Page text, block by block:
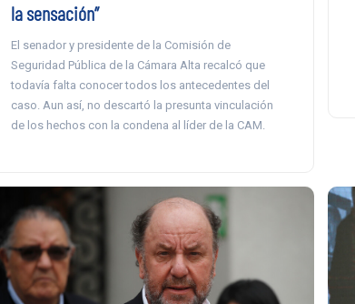
la sensación”
El senador y presidente de la Comisión de
Seguridad Pública de la Cámara Alta recalcó que
todavía falta conocer todos los antecedentes del
caso. Aun así, no descartó la presunta vinculación
de los hechos con la condena al líder de la CAM.